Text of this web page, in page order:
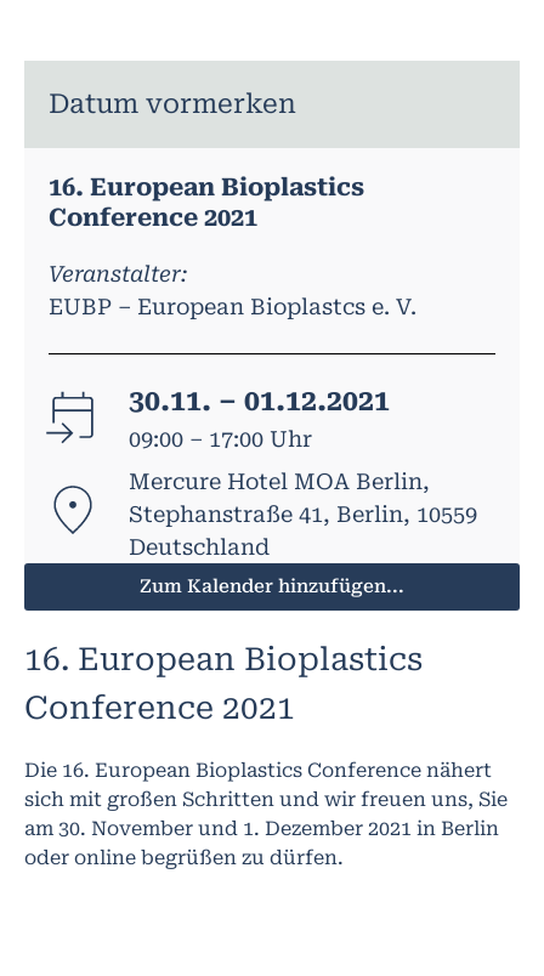
Datum vormerken
16. European Bioplastics
Conference 2021
Veranstalter:
EUBP – European Bioplastcs e. V.
30.11. – 01.12.2021
09:00 – 17:00 Uhr
Mercure Hotel MOA Berlin,
Stephanstraße 41, Berlin, 10559
Deutschland
Zum Kalender hinzufügen...
16. European Bioplastics
Conference 2021
Die 16. European Bioplastics Conference nähert
sich mit großen Schritten und wir freuen uns, Sie
am 30. November und 1. Dezember 2021 in Berlin
oder online begrüßen zu dürfen.